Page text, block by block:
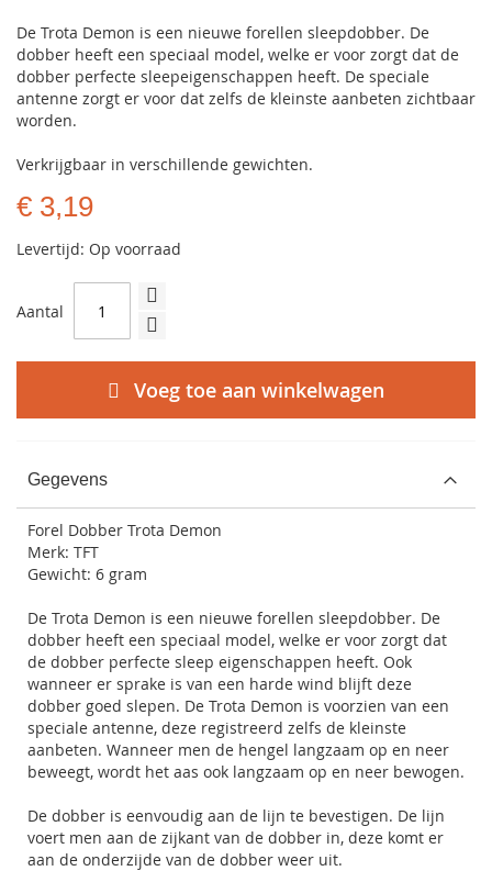
De Trota Demon is een nieuwe forellen sleepdobber. De
dobber heeft een speciaal model, welke er voor zorgt dat de
dobber perfecte sleepeigenschappen heeft. De speciale
antenne zorgt er voor dat zelfs de kleinste aanbeten zichtbaar
worden.
Verkrijgbaar in verschillende gewichten.
€ 3,19
Levertijd: Op voorraad
Aantal
Voeg toe aan winkelwagen
Gegevens
Forel Dobber Trota Demon
Merk: TFT
Gewicht: 6 gram
De Trota Demon is een nieuwe forellen sleepdobber. De
dobber heeft een speciaal model, welke er voor zorgt dat
de dobber perfecte sleep eigenschappen heeft. Ook
wanneer er sprake is van een harde wind blijft deze
dobber goed slepen. De Trota Demon is voorzien van een
speciale antenne, deze registreerd zelfs de kleinste
aanbeten. Wanneer men de hengel langzaam op en neer
beweegt, wordt het aas ook langzaam op en neer bewogen.
De dobber is eenvoudig aan de lijn te bevestigen. De lijn
voert men aan de zijkant van de dobber in, deze komt er
aan de onderzijde van de dobber weer uit.